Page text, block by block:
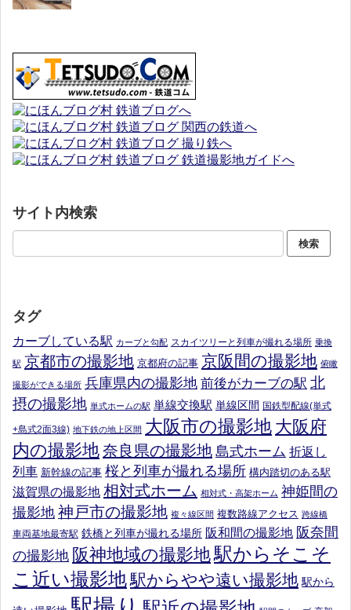
サイト内検索
タグ
カーブしている駅 カーブと勾配 スカイツリーと列車が撮れる場所 乗換
駅 京都市の撮影地 京都府の記事 京阪間の撮影地 俯瞰
撮影ができる場所 兵庫県内の撮影地 前後がカーブの駅 北
摂の撮影地 単式ホームの駅 単線交換駅 単線区間 国鉄型配線(単式
+島式2面3線) 地下鉄の地上区間 大阪市の撮影地 大阪府
内の撮影地奈良県の撮影地 島式ホーム 折返し
列車 新幹線の記事 桜と列車が撮れる場所 構内踏切のある駅
滋賀県の撮影地 相対式ホーム 相対式・高架ホーム 神姫間の
撮影地神戸市の撮影地 複々線区間 複数路線アクセス 跨線橋
車両基地最寄駅 鉄橋と列車が撮れる場所 阪和間の撮影地 阪奈間
の撮影地 阪神地域の撮影地駅からそこそ
こ近い撮影地駅からやや遠い撮影地 駅から